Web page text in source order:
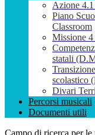
Azione
Piano
Classroom
Missione
statali
scolastico
Divari
Percorsi musicali
Documenti utili